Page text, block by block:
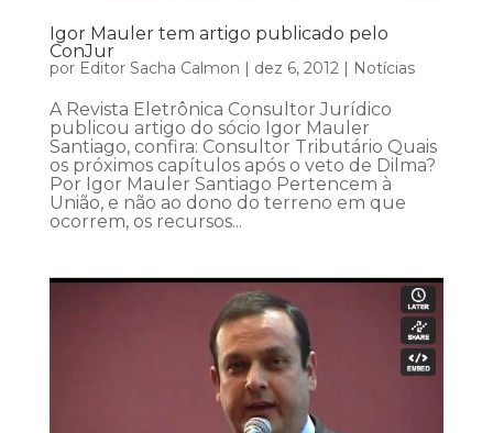
Igor Mauler tem artigo publicado pelo
ConJur
por Editor Sacha Calmon dez 6, 2012| Notícias
A Revista Eletrônica Consultor Jurídico
publicou artigo do sócio Igor Mauler
Santiago, confira: Consultor Tributário Quais
os próximos capítulos após o veto de Dilma?
Por Igor Mauler Santiago Pertencem à
União, e não ao dono do terreno em que
ocorrem, os recursos...